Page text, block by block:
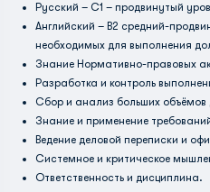
Русский – C1 – продвинутый
Английский – B2 средний-
необходимых для выполнения
Знание Нормативно-правовых
Разработка и контроль
Сбор и анализ больших
Знание и применение
Ведение деловой переписки и
Системное и критическое
Ответственность и дисциплина.